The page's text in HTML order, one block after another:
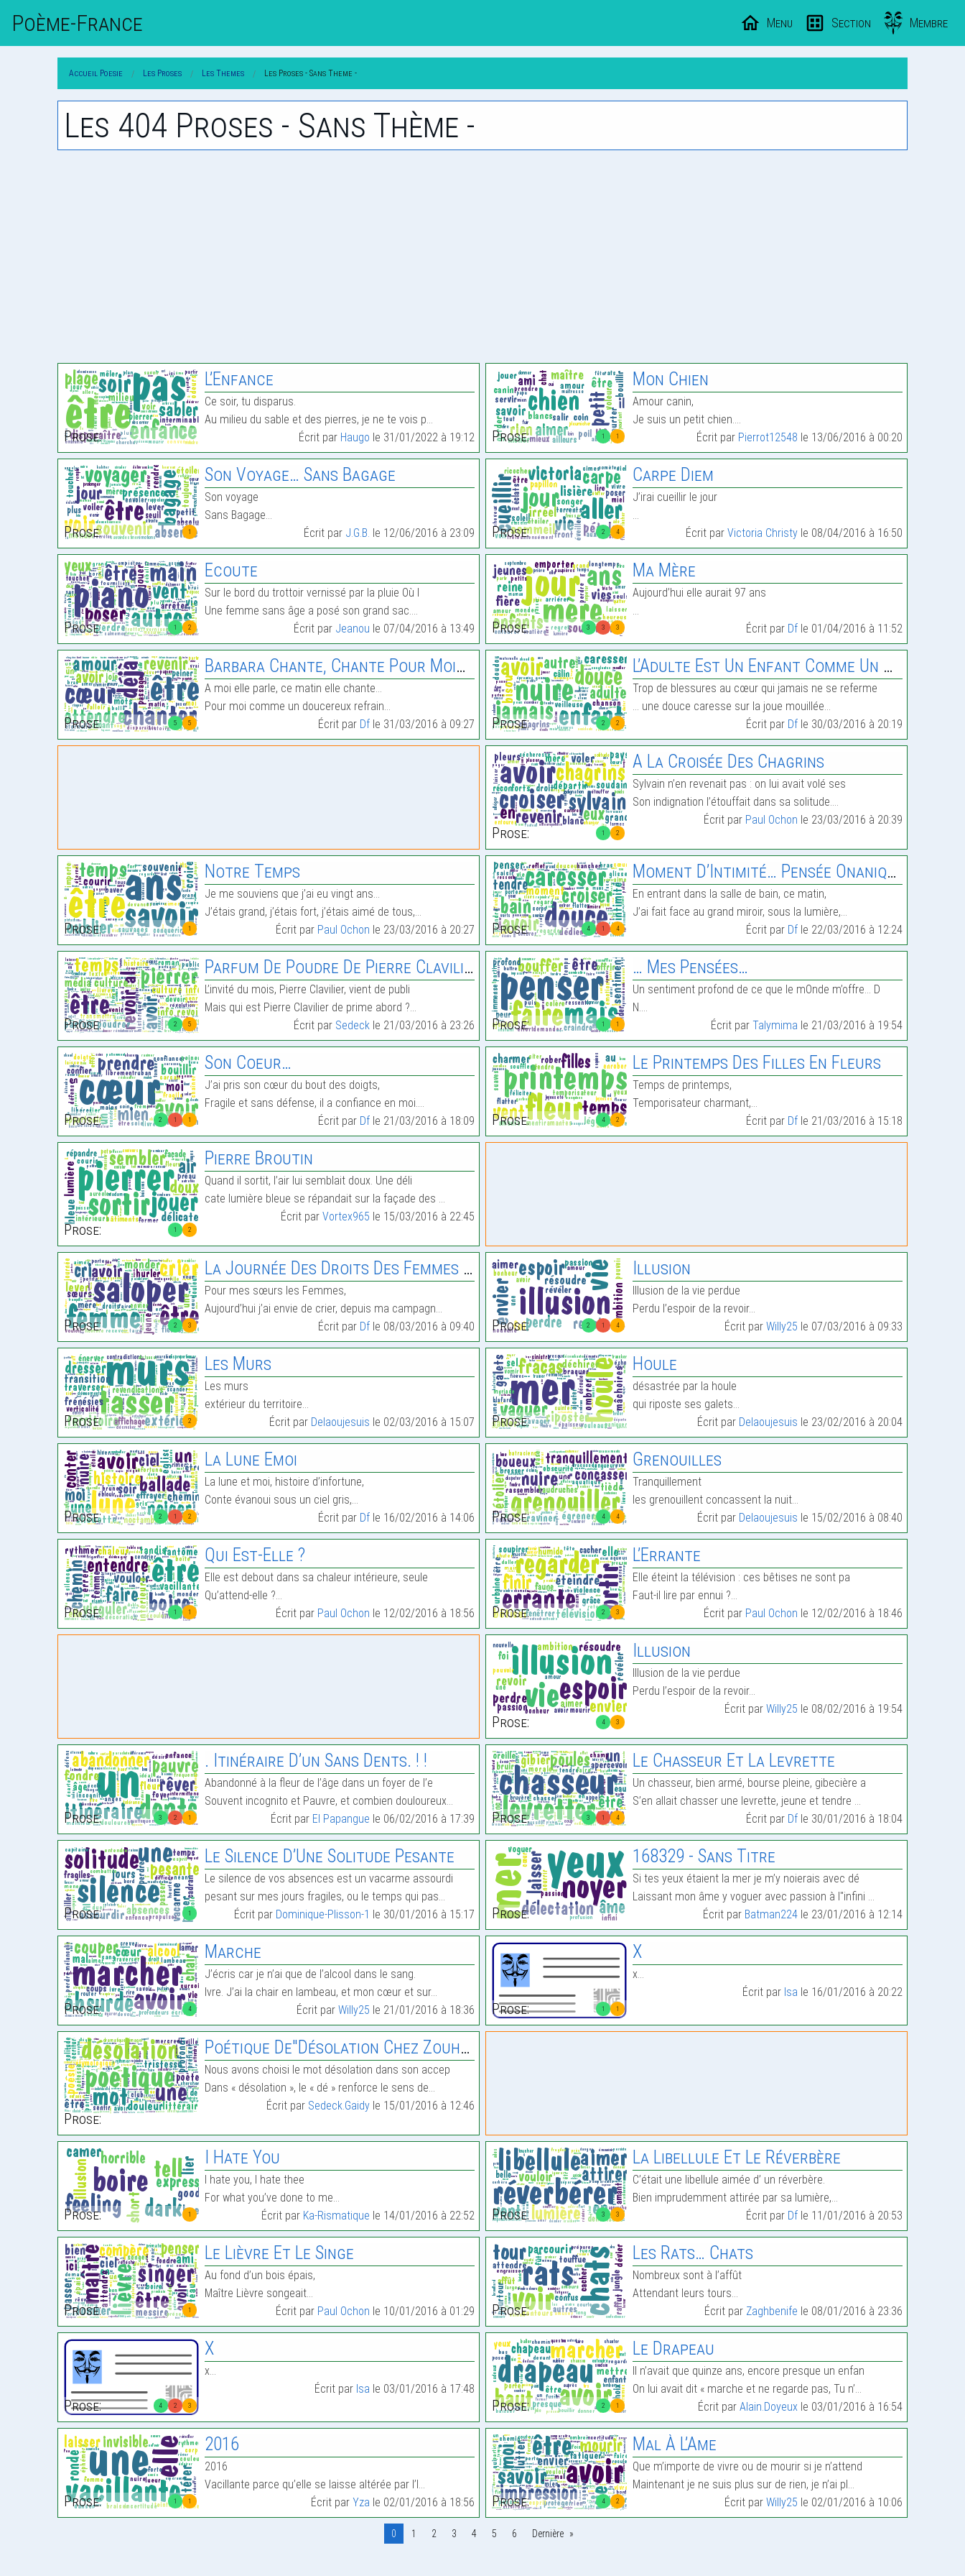
Poème-FrAnce Menu Section Membre
Accueil Poesie Les Proses Les Themes Les Proses - Sans Theme -
Les 404 Proses - Sans Thème -
Prose:
L’Enfance
Ce soir, tu disparus.
Au milieu du sable et des pierres, je ne te vois p…
Écrit par Haugo le 31/01/2022 à 19:12 1 1
Prose:
Mon Chien
Amour canin,
Je suis un petit chien.…
Écrit par Pierrot12548 le 13/06/2016 à 00:20
1
Prose:
Son Voyage… Sans Bagage
Son voyage
Sans Bagage…
Écrit par J.G.B. le 12/06/2016 à 23:09 2 4
Prose:
Carpe Diem
J’irai cueillir le jour
…
Écrit parVictoria Christy le 08/04/2016 à 16:50
1 2
Prose:
Ecoute
Sur le bord du trottoir vernissé par la pluie Où l
Une femme sans âge a posé son grand sac.…
Écrit par Jeanou le 07/04/2016 à 13:49 3 3 3
Prose:
Ma Mère
Aujourd’hui elle aurait 97 ans
…
Écrit par Df le 01/04/2016 à 11:52
5 5
Prose:
Barbara Chante, Chante Pour Moi… Barbara L’Éternelle
A moi elle parle, ce matin elle chante…
Pour moi comme un doucereux refrain…
Écrit par Df le 31/03/2016 à 09:27 2 2
Prose:
L’Adulte Est Un Enfant Comme Un Autre…
Trop de blessures au cœur qui jamais ne se referme
… une douce caresse sur la joue mouillée…
Écrit par Df le 30/03/2016 à 20:19
1 2
Prose:
A La Croisée Des Chagrins
Sylvain n’en revenait pas : on lui avait volé ses
Son indignation l’étouffait dans sa solitude.…
Écrit par Paul Ochon le 23/03/2016 à 20:39
1
Prose:
Notre Temps
Je me souviens que j’ai eu vingt ans…
J’étais grand, j’étais fort, j’étais aimé de tous,…
Écrit par Paul Ochon le 23/03/2016 à 20:27 4 1 4
Prose:
Moment D’Intimité… Pensée Onanique Dédiée À Edwina
En entrant dans la salle de bain, ce matin,
J’ai fait face au grand miroir, sous la lumière,…
Écrit par Df le 22/03/2016 à 12:24
2 5
Prose:
Parfum De Poudre De Pierre Clavilier, Le Livre Frondeur.
L’invité du mois, Pierre Clavilier, vient de publi
Mais qui est Pierre Clavilier de prime abord ?…
Écrit par Sedeck le 21/03/2016 à 23:26 1 1
Prose:
… Mes Pensées…
Un sentiment profond de ce que le mOnde m’offre… D
N.…
Écrit parTalymima le 21/03/2016 à 19:54
2 1 1
Prose:
Son Coeur…
J’ai pris son cœur du bout des doigts,
Fragile et sans défense, il a confiance en moi.…
Écrit par Df le 21/03/2016 à 18:09 4 2
Prose:
Le Printemps Des Filles En Fleurs
Temps de printemps,
Temporisateur charmant,…
Écrit par Df le 21/03/2016 à 15:18
1 2
Prose:
Pierre Broutin
Quand il sortit, l’air lui semblait doux. Une déli
cate lumière bleue se répandait sur la façade des …
Écrit parVortex965 le 15/03/2016 à 22:45
2 3
Prose:
La Journée Des Droits Des Femmes : Le Cri
Pour mes sœurs les Femmes,
Aujourd’hui j’ai envie de crier, depuis ma campagn…
Écrit par Df le 08/03/2016 à 09:40 2 1 4
Prose:
Illusion
Illusion de la vie perdue
Perdu l’espoir de la revoir…
Écrit parWilly25 le 07/03/2016 à 09:33
2
Prose:
Les Murs
Les murs
extérieur du territoire…
Écrit par Delaoujesuis le 02/03/2016 à 15:07 Prose:
Houle
désastrée par la houle
qui riposte ses galets…
Écrit par Delaoujesuis le 23/02/2016 à 20:04
2 1 2
Prose:
La Lune Emoi
La lune et moi, histoire d’infortune,
Conte évanoui sous un ciel gris,…
Écrit par Df le 16/02/2016 à 14:06 4 4
Prose:
Grenouilles
Tranquillement
les grenouillent concassent la nuit…
Écrit par Delaoujesuis le 15/02/2016 à 08:40
1 1
Prose:
Qui Est-Elle ?
Elle est debout dans sa chaleur intérieure, seule
Qu’attend-elle ?…
Écrit par Paul Ochon le 12/02/2016 à 18:56 2 3
Prose:
L’Errante
Elle éteint la télévision : ces bêtises ne sont pa
Faut-il lire par ennui ?…
Écrit par Paul Ochon le 12/02/2016 à 18:46
4 3
Prose:
Illusion
Illusion de la vie perdue
Perdu l’espoir de la revoir…
Écrit parWilly25 le 08/02/2016 à 19:54
3 2 1
Prose:
. Itinéraire D’un Sans Dents. ! !
Abandonné à la fleur de l’âge dans un foyer de l’e
Souvent incognito et Pauvre, et combien douloureux…
Écrit par El Papangue le 06/02/2016 à 17:39 3 1 4
Prose:
Le Chasseur Et La Levrette
Un chasseur, bien armé, bourse pleine, gibecière a
S’en allait chasser une levrette, jeune et tendre …
Écrit par Df le 30/01/2016 à 18:04
1
Prose:
Le Silence D’Une Solitude Pesante
Le silence de vos absences est un vacarme assourdi
pesant sur mes jours fragiles, ou le temps qui pas…
Écrit par Dominique-Plisson-1 le 30/01/2016 à 15:17 Prose:
168329 - Sans Titre
Si tes yeux étaient la mer je m’y noierais avec dé
Laissant mon âme y voguer avec passion à l"infini …
Écrit par Batman224 le 23/01/2016 à 12:14
4
Prose:
Marche
J’écris car je n’ai que de l’alcool dans le sang.
Ivre. J’ai la chair en lambeau, et mon cœur et sur…
Écrit parWilly25 le 21/01/2016 à 18:36 1 1
Prose:
X
x…
Écrit par Isa le 16/01/2016 à 20:22
Prose:
Poétique De"Désolation Chez Zouhour El Arbi.
Nous avons choisi le mot désolation dans son accep
Dans « désolation », le « dé » renforce le sens de…
Écrit par Sedeck.Gaidy le 15/01/2016 à 12:46
1
Prose:
I Hate You
I hate you, I hate thee
For what you’ve done to me…
Écrit par Ka-Rismatique le 14/01/2016 à 22:52 3 3
Prose:
La Libellule Et Le Réverbère
C’était une libellule aimée d’ un réverbère.
Bien imprudemment attirée par sa lumière,…
Écrit par Df le 11/01/2016 à 20:53
1
Prose:
Le Lièvre Et Le Singe
Au fond d’un bois épais,
Maître Lièvre songeait…
Écrit par Paul Ochon le 10/01/2016 à 01:29 Prose:
Les Rats… Chats
Nombreux sont à l’affût
Attendant leurs tours…
Écrit par Zaghbenife le 08/01/2016 à 23:36
4 2 3
Prose:
X
x…
Écrit par Isa le 03/01/2016 à 17:48
2 1
Prose:
Le Drapeau
Il n’avait que quinze ans, encore presque un enfan
On lui avait dit « marche et ne regarde pas, Tu n’…
Écrit parAlain.Doyeux le 03/01/2016 à 16:54
1 1
Prose:
2016
2016
Vacillante parce qu’elle se laisse altérée par l’I…
Écrit parYza le 02/01/2016 à 18:56 4 2
Prose:
Mal À L’Ame
Que m’importe de vivre ou de mourir si je n’attend
Maintenant je ne suis plus sur de rien, je n’ai pl…
Écrit parWilly25 le 02/01/2016 à 10:06
0 1 2 3 4 5 6 Dernière